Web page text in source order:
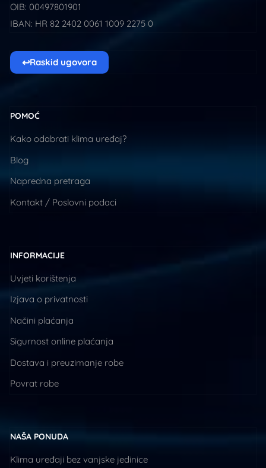
OIB: 00497801901
IBAN: HR 82 2402 0061 1009 2275 0
↩Raskid ugovora
POMOĆ
Kako odabrati klima uređaj?
Blog
Napredna pretraga
Kontakt / Poslovni podaci
INFORMACIJE
Uvjeti korištenja
Izjava o privatnosti
Načini plaćanja
Sigurnost online plaćanja
Dostava i preuzimanje robe
Povrat robe
NAŠA PONUDA
Klima uređaji bez vanjske jedinice